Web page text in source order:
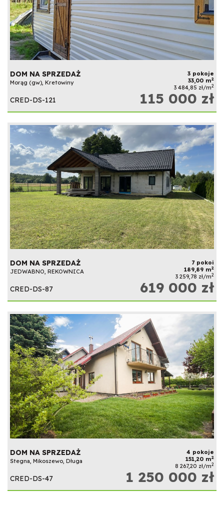
DOM NA SPRZEDAŻ
Morąg (gw), Kretowiny
3 pokoje
33,00 m2
3 484,85 zł/m2
CRED-DS-121 115 000 zł
DOM NA SPRZEDAŻ
JEDWABNO, REKOWNICA
7 pokoi
189,89 m2
3 259,78 zł/m2
CRED-DS-87 619 000 zł
DOM NA SPRZEDAŻ
Stegna, Mikoszewo, Długa
4 pokoje
151,20 m2
8 267,20 zł/m2
CRED-DS-47 1 250 000 zł